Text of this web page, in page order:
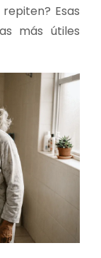
Esas
más útiles